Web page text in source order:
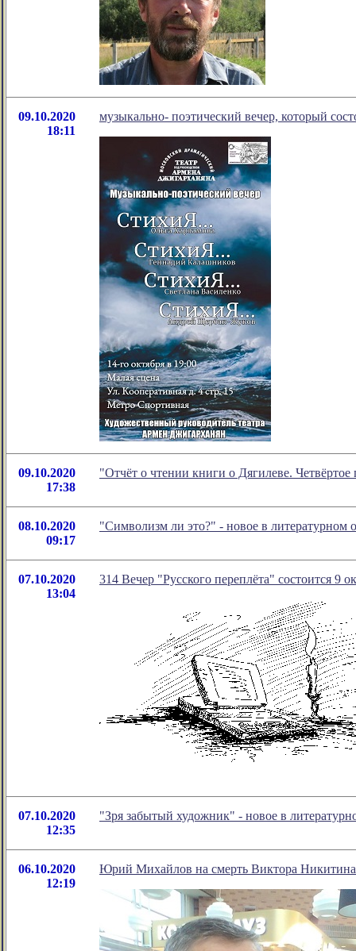
09.10.2020
18:11
музыкально- поэтический вечер, который
09.10.2020
17:38
"Отчёт о чтении книги о Дягилеве.
08.10.2020
09:17
"Символизм ли это?" - новое в
07.10.2020
13:04
314 Вечер "Русского переплёта" состоится 9
07.10.2020
12:35
"Зря забытый художник" - новое в
06.10.2020
12:19
Юрий Михайлов на смерть Виктора Никитина